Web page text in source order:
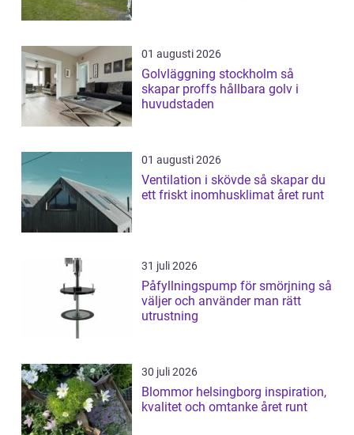
01 augusti 2026
Golvläggning stockholm så
skapar proffs hållbara golv i
huvudstaden
01 augusti 2026
Ventilation i skövde så skapar du
ett friskt inomhusklimat året runt
31 juli 2026
Påfyllningspump för smörjning så
väljer och använder man rätt
utrustning
30 juli 2026
Blommor helsingborg inspiration,
kvalitet och omtanke året runt